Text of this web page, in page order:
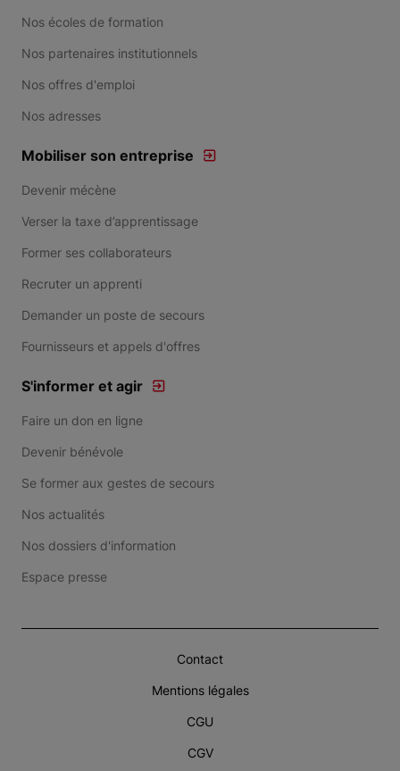
Nos écoles de formation
Nos partenaires institutionnels
Nos offres d'emploi
Nos adresses
Mobiliser son entreprise
Devenir mécène
Verser la taxe d’apprentissage
Former ses collaborateurs
Recruter un apprenti
Demander un poste de secours
Fournisseurs et appels d'offres
S'informer et agir
Faire un don en ligne
Devenir bénévole
Se former aux gestes de secours
Nos actualités
Nos dossiers d'information
Espace presse
Contact
Mentions légales
CGU
CGV